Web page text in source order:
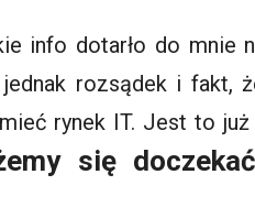
info dotarło do mnie
rozsądek i fakt,
rynek IT. Jest to
się